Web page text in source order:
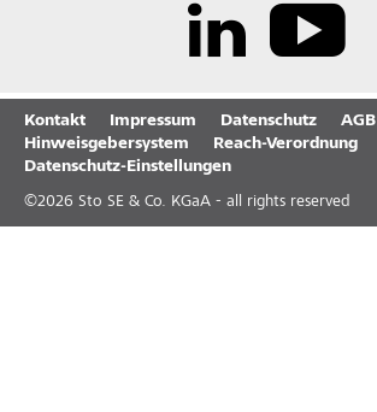
Kontakt Impressum Datenschutz
AGB
Hinweisgebersystem
Reach-Verordnung
Datenschutz-Einstellungen
©2026 Sto SE & Co. KGaA - all rights reserved